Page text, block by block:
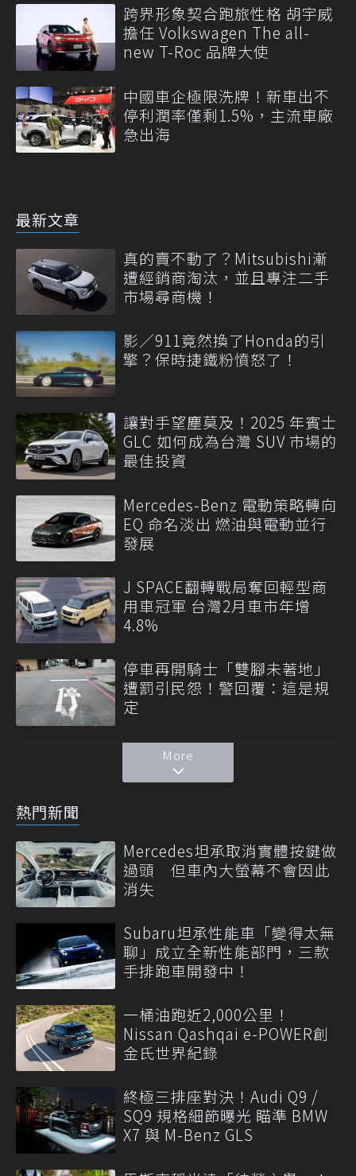
跨界形象契合跑旅性格 胡宇威
擔任 Volkswagen The all-
new T-Roc 品牌大使
中國車企極限洗牌！新車出不
停利潤率僅剩1.5%，主流車廠
急出海
最新文章
真的賣不動了？Mitsubishi漸
遭經銷商淘汰，並且專注二手
市場尋商機！
影／911竟然換了Honda的引
擎？保時捷鐵粉憤怒了！
讓對手望塵莫及！2025 年賓士
GLC 如何成為台灣 SUV 市場的
最佳投資
Mercedes-Benz 電動策略轉向
EQ 命名淡出 燃油與電動並行
發展
J SPACE翻轉戰局奪回輕型商
用車冠軍 台灣2月車市年增
4.8%
停車再開騎士「雙腳未著地」
遭罰引民怨！警回覆：這是規
定
More
熱門新聞
Mercedes坦承取消實體按鍵做
過頭 但車內大螢幕不會因此
消失
Subaru坦承性能車「變得太無
聊」成立全新性能部門，三款
手排跑車開發中！
一桶油跑近2,000公里！
Nissan Qashqai e-POWER創
金氏世界紀錄
終極三排座對決！Audi Q9 /
SQ9 規格細節曝光 瞄準 BMW
X7 與 M-Benz GLS